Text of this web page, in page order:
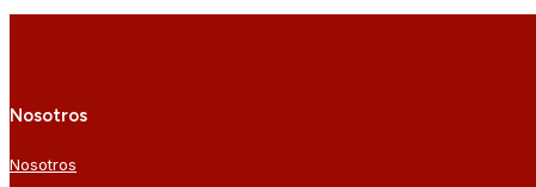
Nosotros
Nosotros